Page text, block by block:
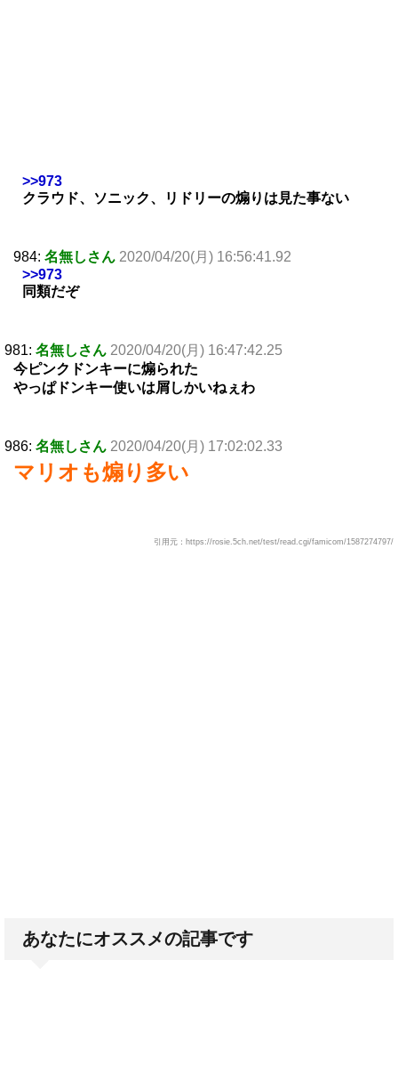
>>973
クラウド、ソニック、リドリーの煽りは見た事ない
984: 名無しさん 2020/04/20(月) 16:56:41.92
>>973
同類だぞ
981: 名無しさん 2020/04/20(月) 16:47:42.25
今ピンクドンキーに煽られた
やっぱドンキー使いは屑しかいねぇわ
986: 名無しさん 2020/04/20(月) 17:02:02.33
マリオも煽り多い
引用元：https://rosie.5ch.net/test/read.cgi/famicom/1587274797/
あなたにオススメの記事です